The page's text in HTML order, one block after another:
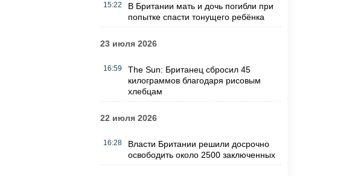
15:22
В Британии мать и дочь погибли при
попытке спасти тонущего ребёнка
23 июля 2026
16:59
The Sun: Британец сбросил 45
килограммов благодаря рисовым
хлебцам
22 июля 2026
16:28
Власти Британии решили досрочно
освободить около 2500 заключенных